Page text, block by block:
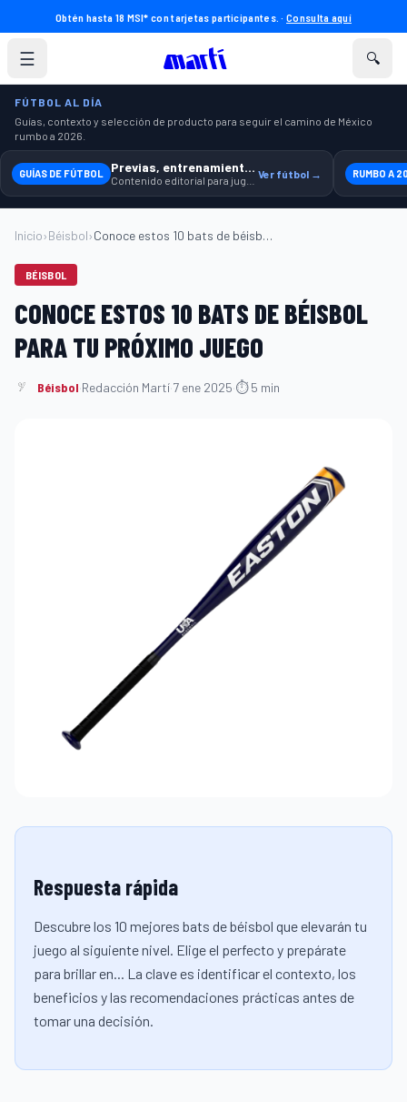
Obtén hasta 18 MSI* con tarjetas participantes. ·Consulta aquí
☰ 🔍
FÚTBOL AL DÍA
Guías, contexto y selección de producto para seguir el camino de México
rumbo a 2026.
GUÍAS DE FÚTBOL Previas, entrenamiento y producto Ver fútbol → RUMBO A
Inicio›Béisbol› Conoce estos 10 bats de béisbol para tu ...
BÉISBOL
CONOCE ESTOS 10 BATS DE BÉISBOL
PARA TU PRÓXIMO JUEGO
Béisbol·Redacción Martí·7 ene 2025·⏱ 5 min
Respuesta rápida
Descubre los 10 mejores bats de béisbol que elevarán tu
juego al siguiente nivel. Elige el perfecto y prepárate
para brillar en... La clave es identificar el contexto, los
beneficios y las recomendaciones prácticas antes de
tomar una decisión.